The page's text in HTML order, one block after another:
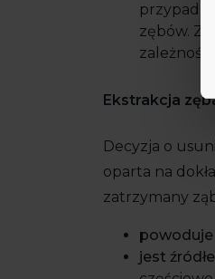
zębów.
Ekstrakcja
Decyzja o
oparta na
zatrzymany
jest